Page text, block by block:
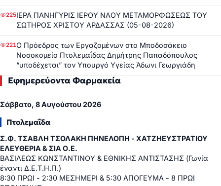
225ΙΕΡΑ ΠΑΝΗΓΥΡΙΣ ΙΕΡΟΥ ΝΑΟΥ ΜΕΤΑΜΟΡΦΩΣΕΩΣ ΤΟΥ
ΣΩΤΗΡΟΣ ΧΡΙΣΤΟΥ ΑΡΔΑΣΣΑΣ (05-08-2026)
221Ο Πρόεδρος των Εργαζομένων στο Μποδοσάκειο
Νοσοκομείο Πτολεμαΐδας Δημήτρης Παπαδόπουλος
“υποδέχεται” τον Υπουργό Υγείας Άδωνι Γεωργιάδη
Εφημερεύοντα Φαρμακεία
Σάββατο, 8 Αυγούστου 2026
Πτολεμαΐδα
Σ.Φ. ΤΣΑΒΛΗ ΤΣΟΛΑΚΗ ΠΗΝΕΛΟΠΗ - ΧΑΤΖΗΕΥΣΤΡΑΤΙΟΥ
ΕΛΕΥΘΕΡΙΑ & ΣΙΑ Ο.Ε.
ΒΑΣΙΛΕΩΣ ΚΩΝΣΤΑΝΤΙΝΟΥ & ΕΘΝΙΚΗΣ ΑΝΤΙΣΤΑΣΗΣ (Γωνία
έναντι Δ.Ε.Τ.Η.Π.)
8:30 ΠΡΩΙ - 2:30 ΜΕΣΗΜΕΡΙ & 5:30 ΑΠΟΓΕΥΜΑ - 8 ΠΡΩΙ